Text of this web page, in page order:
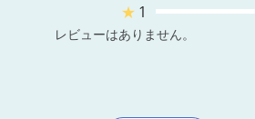
★ 1
レビューはありません。